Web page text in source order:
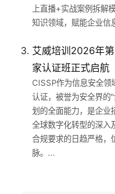
上直播+实战案例拆解
知识领域，赋能企业信
艾威培训2026年
家认证班正式启航
CISSP作为信息安全
认证，被誉为安全界
划的全面能力，是企业
全球数字化转型的深入
合规要求的日趋严格，
脉。...